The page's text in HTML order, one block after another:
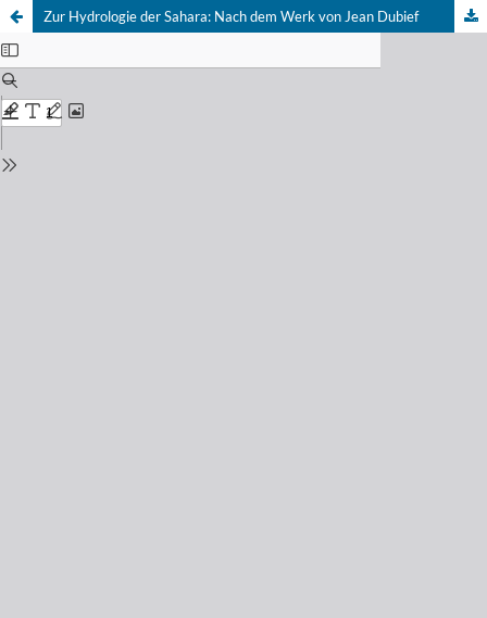
Zur Hydrologie der Sahara: Nach dem Werk von Jean Dubief